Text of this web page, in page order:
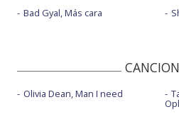
Bad Gyal, Más cara
Olivia Dean, Man I need